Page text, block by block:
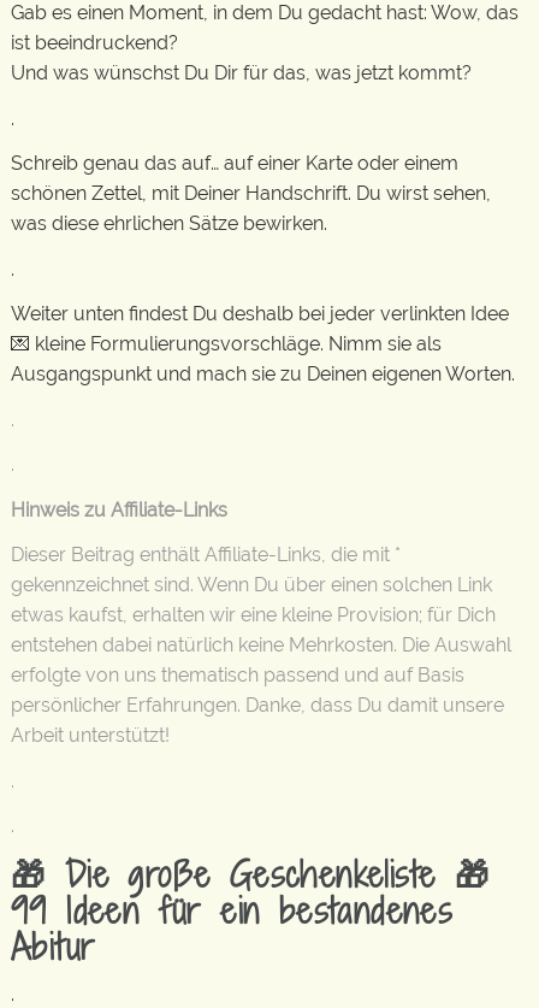
Gab es einen Moment, in dem Du gedacht hast: Wow, das
ist beeindruckend?
Und was wünschst Du Dir für das, was jetzt kommt?
.
Schreib genau das auf… auf einer Karte oder einem
schönen Zettel, mit Deiner Handschrift. Du wirst sehen,
was diese ehrlichen Sätze bewirken.
.
Weiter unten findest Du deshalb bei jeder verlinkten Idee
💌 kleine Formulierungsvorschläge. Nimm sie als
Ausgangspunkt und mach sie zu Deinen eigenen Worten.
.
.
Hinweis zu Affiliate-Links
Dieser Beitrag enthält Affiliate-Links, die mit *
gekennzeichnet sind. Wenn Du über einen solchen Link
etwas kaufst, erhalten wir eine kleine Provision; für Dich
entstehen dabei natürlich keine Mehrkosten. Die Auswahl
erfolgte von uns thematisch passend und auf Basis
persönlicher Erfahrungen. Danke, dass Du damit unsere
Arbeit unterstützt!
.
.
🎁 Die große Geschenkeliste 🎁
99 Ideen für ein bestandenes
Abitur
.